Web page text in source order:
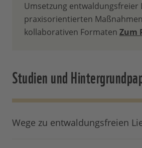
Umsetzung entwaldungsfreier
praxisorientierten
kollaborativen Formaten Zum
Studien und
Wege zu entwaldungsfreien